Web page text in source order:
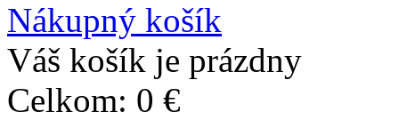
Nákupný košík
Váš košík je prázdny
Celkom: 0 €